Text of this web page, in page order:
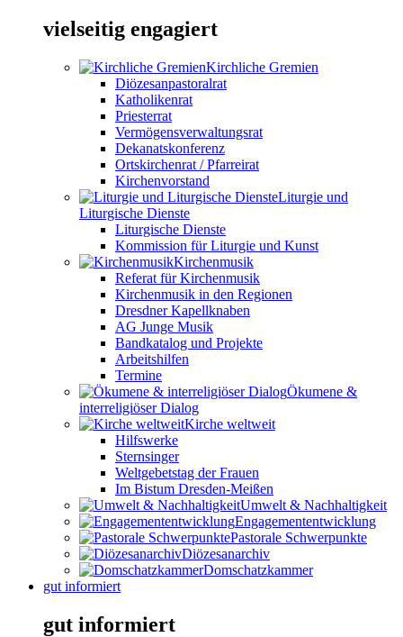
vielseitig engagiert
Kirchliche Gremien
Diözesanpastoralrat
Katholikenrat
Priesterrat
Vermögensverwaltungsrat
Dekanatskonferenz
Ortskirchenrat / Pfarreirat
Kirchenvorstand
Liturgie und
Liturgische Dienste
Liturgische Dienste
Kommission für Liturgie und Kunst
Kirchenmusik
Referat für Kirchenmusik
Kirchenmusik in den Regionen
Dresdner Kapellknaben
AG Junge Musik
Bandkatalog und Projekte
Arbeitshilfen
Termine
Ökumene &
interreligiöser Dialog
Kirche weltweit
Hilfswerke
Sternsinger
Weltgebetstag der Frauen
Im Bistum Dresden-Meißen
Umwelt & Nachhaltigkeit
Engagemententwicklung
Pastorale Schwerpunkte
Diözesanarchiv
Domschatzkammer
gut informiert
gut informiert